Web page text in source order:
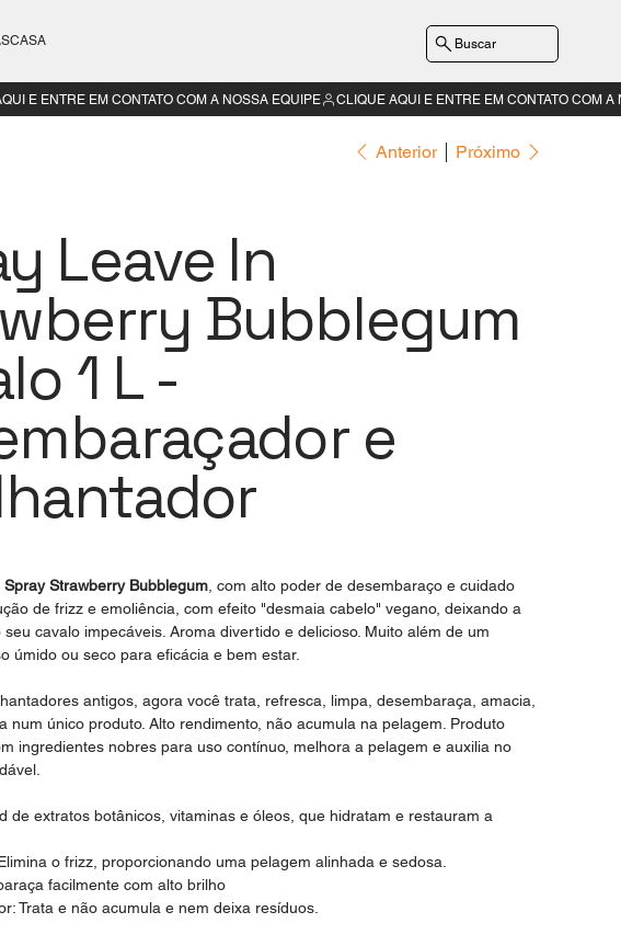
CASA Buscar
Anterior Próximo
Leave In
Bubblegum
1 L -
e
Spray Strawberry Bubblegum, com alto poder de desembaraço e cuidado
de frizz e emoliência, com efeito "desmaia cabelo" vegano, deixando a
cavalo impecáveis. Aroma divertido e delicioso. Muito além de um
úmido ou seco para eficácia e bem estar.
antigos, agora você trata, refresca, limpa, desembaraça, amacia,
num único produto. Alto rendimento, não acumula na pelagem. Produto
ingredientes nobres para uso contínuo, melhora a pelagem e auxilia no
de extratos botânicos, vitaminas e óleos, que hidratam e restauram a
o frizz, proporcionando uma pelagem alinhada e sedosa.
facilmente com alto brilho
Trata e não acumula e nem deixa resíduos.